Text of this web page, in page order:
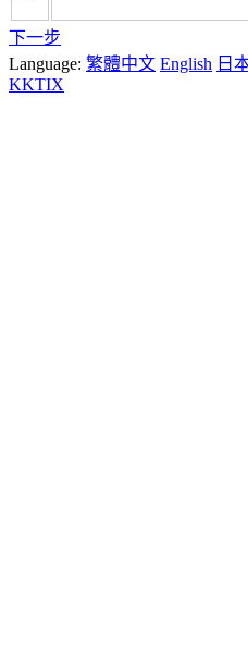
下一步
Language: 繁體中文 English 日
KKTIX